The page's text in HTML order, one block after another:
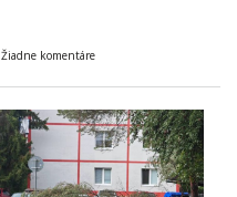
Žiadne komentáre